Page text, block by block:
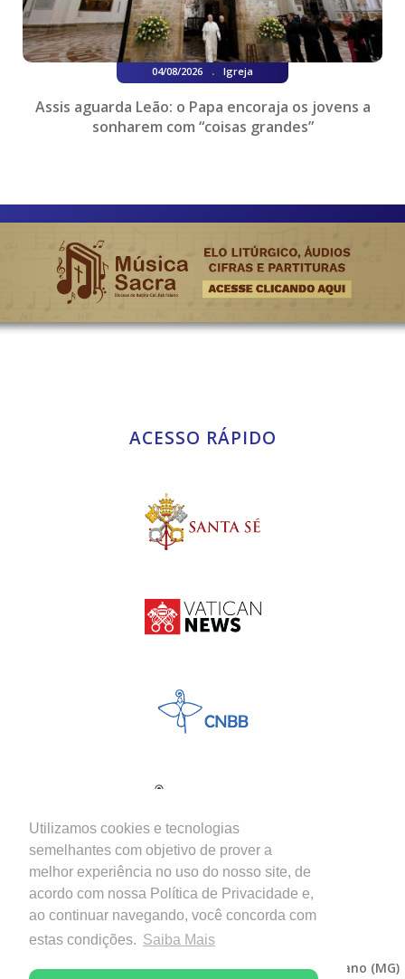
Utilizamos cookies e tecnologias
semelhantes com objetivo de prover a
melhor experiência no uso do nosso site, de
acordo com nossa Política de Privacidade e,
ao continuar navegando, você concorda com
estas condições. Saiba Mais
04/08/2026 . Igreja
Assis aguarda Leão: o Papa encoraja os jovens a
sonharem com “coisas grandes”
ACESSO RÁPIDO
Copyright © 2026 - Diocese de Itabira-Coronel Fabriciano (MG)